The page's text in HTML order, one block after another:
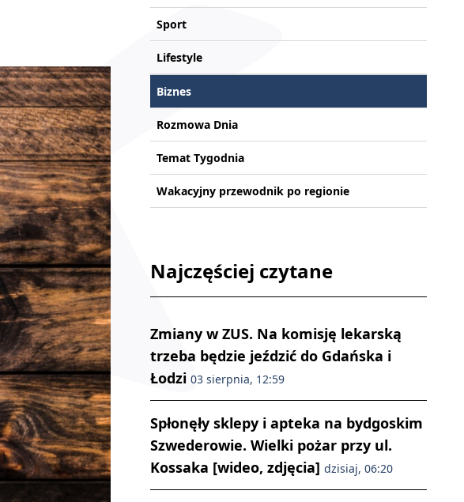
Sport
Lifestyle
Biznes
Rozmowa Dnia
Temat Tygodnia
Wakacyjny przewodnik po regionie
Najczęściej czytane
Zmiany w ZUS. Na komisję lekarską
trzeba będzie jeździć do Gdańska i
Łodzi 03 sierpnia, 12:59
Spłonęły sklepy i apteka na bydgoskim
Szwederowie. Wielki pożar przy ul.
Kossaka [wideo, zdjęcia] dzisiaj, 06:20